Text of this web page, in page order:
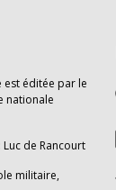
est éditée par le
nationale
de Rancourt
militaire,